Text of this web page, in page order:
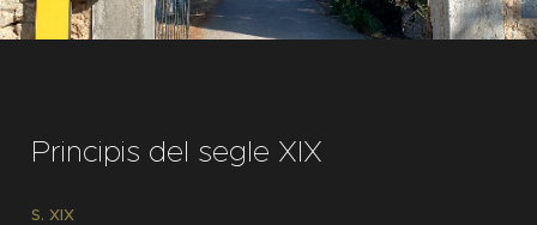
Principis del segle XIX
S. XIX